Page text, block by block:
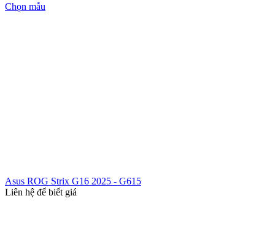
Chọn mẫu
Asus ROG Strix G16 2025 - G615
Liên hệ để biết giá